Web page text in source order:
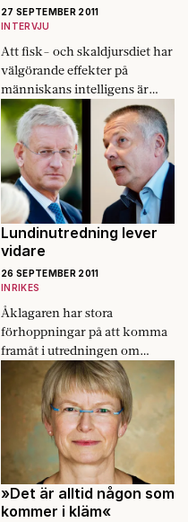
27 SEPTEMBER 2011
INTERVJU
Att fisk- och skaldjursdiet har
välgörande effekter på
människans intelligens är
numer en tämligen etablerad
maxim. Det är därför Lasse
Berg väljer en fiskekrog,
Hambergs…
Lundinutredning lever
vidare
26 SEPTEMBER 2011
INRIKES
Åklagaren har stora
förhoppningar på att komma
framåt i utredningen om
Lundin Oil begått
folkrättsbrott.
»Det är alltid någon som
kommer i kläm«